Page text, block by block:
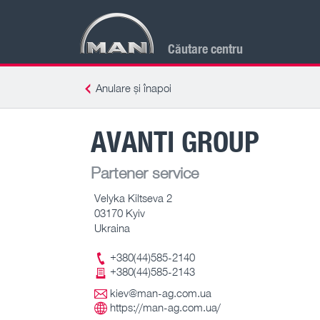
Căutare centru
Anulare și înapoi
AVANTI GROUP
Partener service
Velyka Kiltseva 2
03170 Kyiv
Ukraina
+380(44)585-2140
+380(44)585-2143
kiev@man-ag.com.ua
https://man-ag.com.ua/